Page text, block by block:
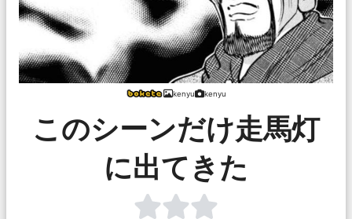
kenyu kenyu
このシーンだけ走馬灯
に出てきた